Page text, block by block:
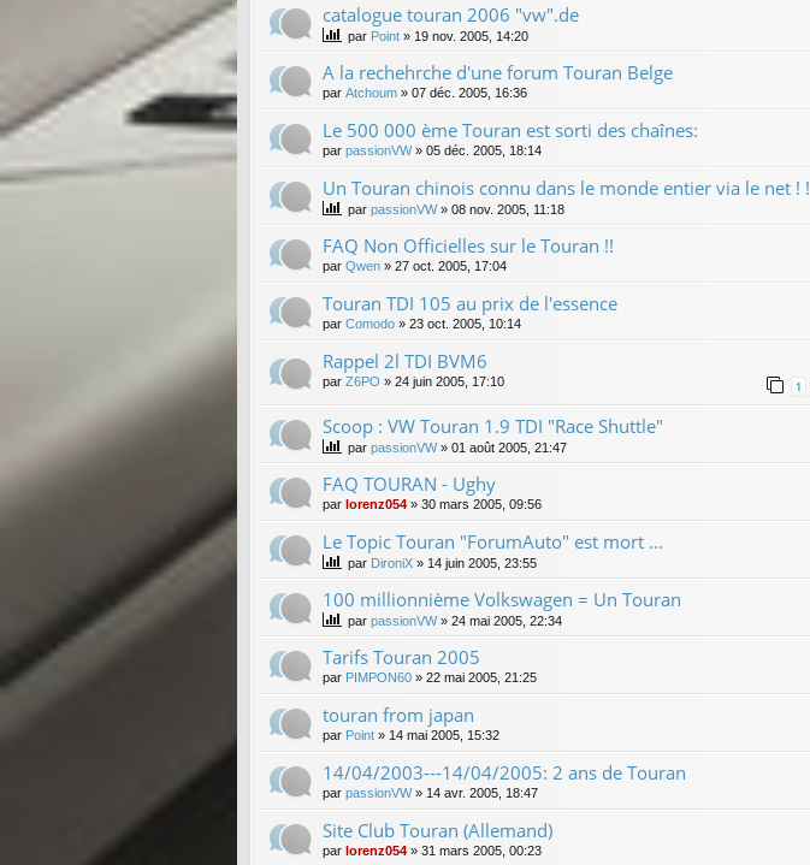
catalogue touran 2006 "vw".de
par Point » 19 nov. 2005, 14:20
A la rechehrche d'une forum Touran Belge
par Atchoum » 07 déc. 2005, 16:36
Le 500 000 ème Touran est sorti des chaînes:
par passionVW» 05 déc. 2005, 18:14
Un Touran chinois connu dans le monde entier via le net ! !
par passionVW» 08 nov. 2005, 11:18
FAQ Non Officielles sur le Touran !!
par Qwen » 27 oct. 2005, 17:04
Touran TDI 105 au prix de l'essence
par Comodo » 23 oct. 2005, 10:14
Rappel 2l TDI BVM6
par Z6PO » 24 juin 2005, 17:10 1
Scoop : VW Touran 1.9 TDI "Race Shuttle"
par passionVW» 01 août 2005, 21:47
FAQ TOURAN - Ughy
par lorenz054 » 30 mars 2005, 09:56
Le Topic Touran "ForumAuto" est mort ...
par DironiX » 14 juin 2005, 23:55
100 millionnième Volkswagen = Un Touran
par passionVW» 24 mai 2005, 22:34
Tarifs Touran 2005
par PIMPON60 » 22 mai 2005, 21:25
touran from japan
par Point » 14 mai 2005, 15:32
14/04/2003---14/04/2005: 2 ans de Touran
par passionVW» 14 avr. 2005, 18:47
Site Club Touran (Allemand)
par lorenz054 » 31 mars 2005, 00:23